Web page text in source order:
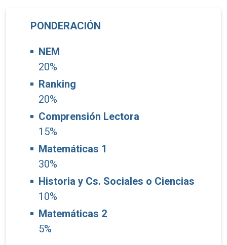
PONDERACIÓN
NEM
20%
Ranking
20%
Comprensión Lectora
15%
Matemáticas 1
30%
Historia y Cs. Sociales o Ciencias
10%
Matemáticas 2
5%